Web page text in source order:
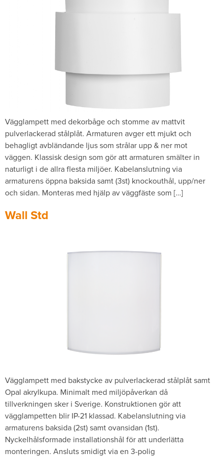
Vägglampett med dekorbåge och stomme av mattvit
pulverlackerad stålplåt. Armaturen avger ett mjukt och
behagligt avbländande ljus som strålar upp & ner mot
väggen. Klassisk design som gör att armaturen smälter in
naturligt i de allra flesta miljöer. Kabelanslutning via
armaturens öppna baksida samt (3st) knockouthål, upp/ner
och sidan. Monteras med hjälp av väggfäste som […]
Wall Std
Vägglampett med bakstycke av pulverlackerad stålplåt samt
Opal akrylkupa. Minimalt med miljöpåverkan då
tillverkningen sker i Sverige. Konstruktionen gör att
vägglampetten blir IP-21 klassad. Kabelanslutning via
armaturens baksida (2st) samt ovansidan (1st).
Nyckelhålsformade installationshål för att underlätta
monteringen. Ansluts smidigt via en 3-polig